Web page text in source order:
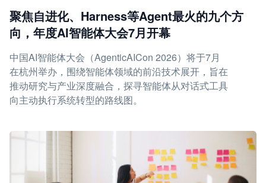
聚焦自进化、Harness等Agent最火的九个方
向，年度AI智能体大会7月开幕
中国AI智能体大会（AgenticAICon 2026）将于7月
在杭州举办，围绕智能体领域的前沿技术展开，旨在
推动研究与产业深度融合，探寻智能体从对话式工具
向主动执行系统转型的路线图。